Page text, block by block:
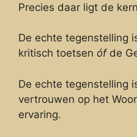
Precies daar ligt de
De echte tegenstelling
kritisch toetsen ófde
De echte tegenstelling
vertrouwen op het
ervaring.